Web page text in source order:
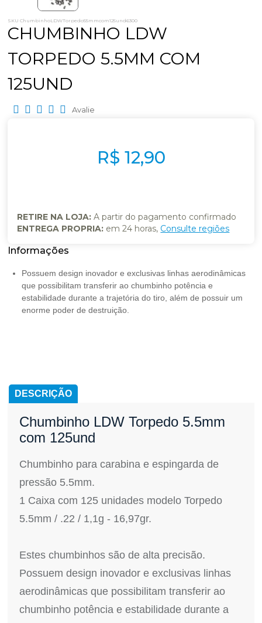
SKU ChumbinhoLDWTorpedo55mmcom125und6300
CHUMBINHO LDW
TORPEDO 5.5MM COM
125UND
Avalie
Possuem design inovador e exclusivas linhas aerodinâmicas
que possibilitam transferir ao chumbinho potência e
estabilidade durante a trajetória do tiro, além de possuir um
enorme poder de destruição.
R$ 12,90
RETIRE NA LOJA: A partir do pagamento confirmado
ENTREGA PROPRIA: em 24 horas, Consulte regiões
DESCRIÇÃO
Chumbinho LDW Torpedo 5.5mm
com 125und
Chumbinho para carabina e espingarda de
pressão 5.5mm.
1 Caixa com 125 unidades modelo Torpedo
5.5mm / .22 / 1,1g - 16,97gr.
Estes chumbinhos são de alta precisão.
Possuem design inovador e exclusivas linhas
aerodinâmicas que possibilitam transferir ao
chumbinho potência e estabilidade durante a